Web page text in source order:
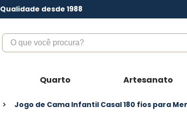
desde 1988
O que você procura?
Quarto Artesanato
Jogo de Cama Infantil Casal 180 fios para